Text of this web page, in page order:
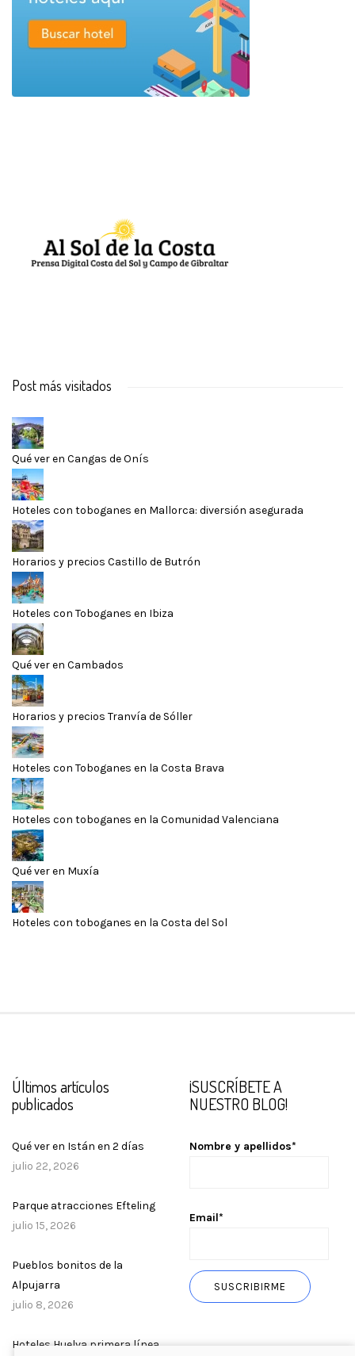
Post más visitados
Qué ver en Cangas de Onís
Hoteles con toboganes en Mallorca: diversión asegurada
Horarios y precios Castillo de Butrón
Hoteles con Toboganes en Ibiza
Qué ver en Cambados
Horarios y precios Tranvía de Sóller
Hoteles con Toboganes en la Costa Brava
Hoteles con toboganes en la Comunidad Valenciana
Qué ver en Muxía
Hoteles con toboganes en la Costa del Sol
Últimos artículos
publicados
Qué ver en Istán en 2 días
julio 22, 2026
Parque atracciones Efteling
julio 15, 2026
Pueblos bonitos de la
Alpujarra
julio 8, 2026
Hoteles Huelva primera línea
¡SUSCRÍBETE A
NUESTRO BLOG!
Nombre y apellidos*
Email*